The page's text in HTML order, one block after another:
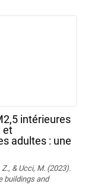
intérieures
et
adultes : une
& Ucci, M. (2023).
buildings and